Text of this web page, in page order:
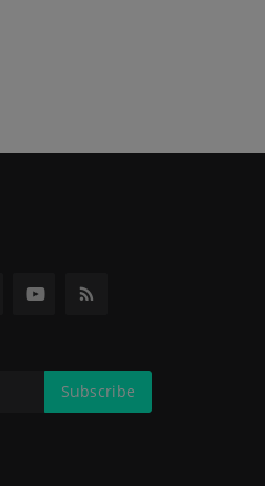
Subscribe